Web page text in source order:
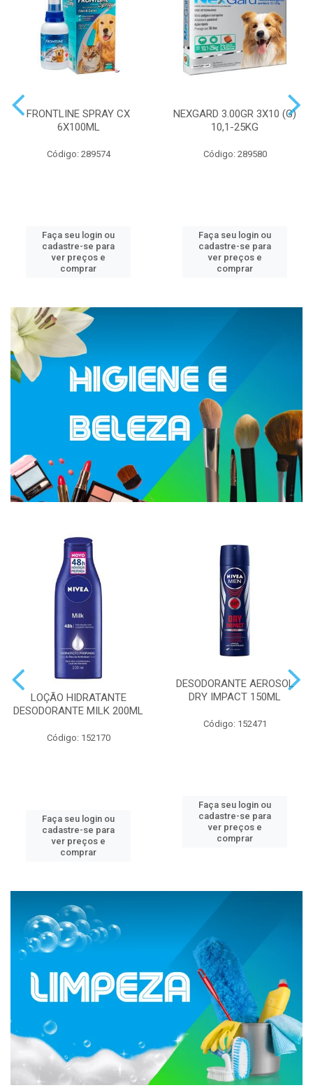
FRONTLINE SPRAY CX
6X100ML
Código: 289574
Faça seu login ou
cadastre-se para
ver preços e
comprar
NEXGARD 3.00GR 3X10 (G)
10,1-25KG
Código: 289580
Faça seu login ou
cadastre-se para
ver preços e
comprar
LOÇÃO HIDRATANTE
DESODORANTE MILK 200ML
Código: 152170
Faça seu login ou
cadastre-se para
ver preços e
comprar
DESODORANTE AEROSOL
DRY IMPACT 150ML
Código: 152471
Faça seu login ou
cadastre-se para
ver preços e
comprar